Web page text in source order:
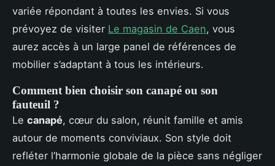
variée répondant à toutes les envies. Si vous
prévoyez de visiter Le magasin de Caen, vous
aurez accès à un large panel de références de
mobilier s’adaptant à tous les intérieurs.
Comment bien choisir son canapé ou son
fauteuil ?
Le canapé, cœur du salon, réunit famille et amis
autour de moments conviviaux. Son style doit
refléter l’harmonie globale de la pièce sans négliger